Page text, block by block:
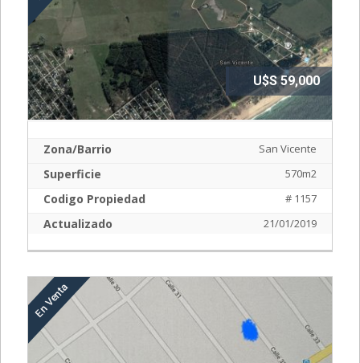
U$S 59,000
Zona/Barrio San Vicente
Superficie 570m2
Codigo Propiedad # 1157
Actualizado 21/01/2019